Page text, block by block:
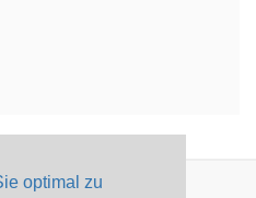
optimal zu